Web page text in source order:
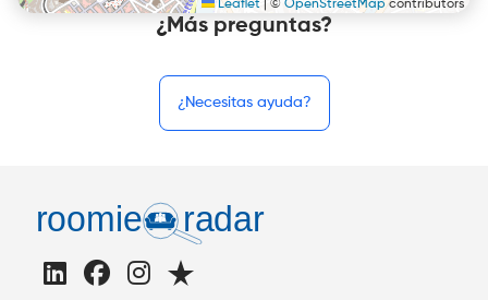
Leaflet © OpenStreetMap contributors
¿Más preguntas?
¿Necesitas ayuda?